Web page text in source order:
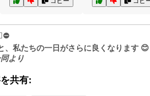
、私たちの一日がさらに良くなります 😊
より
共有: